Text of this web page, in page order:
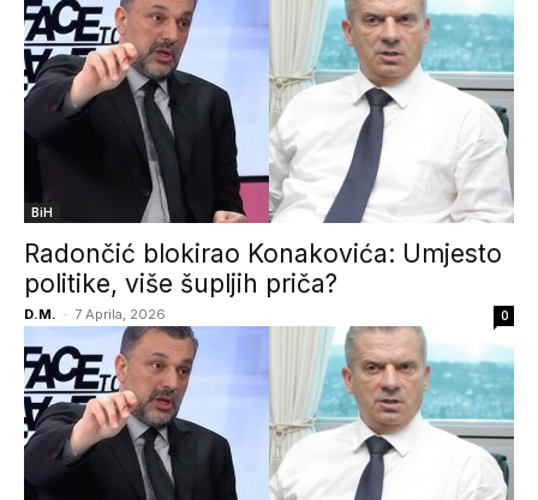
BiH
Radončić blokirao Konakovića: Umjesto
politike, više šupljih priča?
D.M. - 7 Aprila, 2026 0